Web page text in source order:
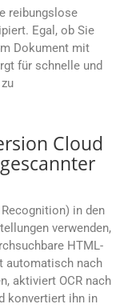
reibungslose
Egal, ob Sie
Dokument mit
für schnelle und
Cloud
in den
verwenden,
HTML-
automatisch nach
aktiviert OCR nach
konvertiert ihn in